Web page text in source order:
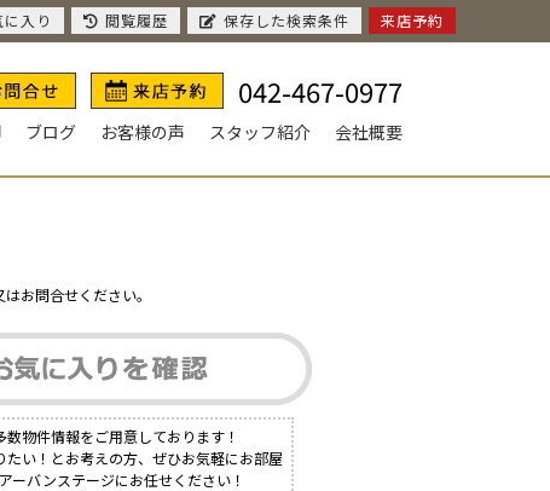
042-467-0977
ブログ お客様の声 スタッフ紹介 会社概要
お問合せください。
物件情報をご用意しております！
い！とお考えの方、ぜひお気軽にお部屋
ーバンステージにお任せください！
に入り 閲覧履歴 保存した検索条件 来店予約